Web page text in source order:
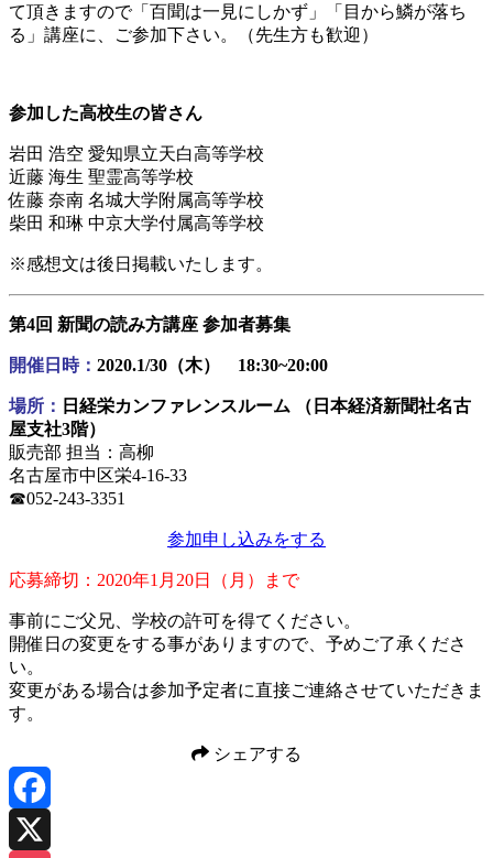
て頂きますので「百聞は一見にしかず」「目から鱗が落ち
る」講座に、ご参加下さい。（先生方も歓迎）
参加した高校生の皆さん
岩田 浩空 愛知県立天白高等学校
近藤 海生 聖霊高等学校
佐藤 奈南 名城大学附属高等学校
柴田 和琳 中京大学付属高等学校
※感想文は後日掲載いたします。
第4回 新聞の読み方講座 参加者募集
開催日時： 2020.1/30（木） 18:30~20:00
場所： 日経栄カンファレンスルーム （日本経済新聞社名古
屋支社3階）
販売部 担当：高柳
名古屋市中区栄4-16-33
☎︎052-243-3351
参加申し込みをする
応募締切：2020年1月20日（月）まで
事前にご父兄、学校の許可を得てください。
開催日の変更をする事がありますので、予めご了承くださ
い。
変更がある場合は参加予定者に直接ご連絡させていただきま
す。
シェアする